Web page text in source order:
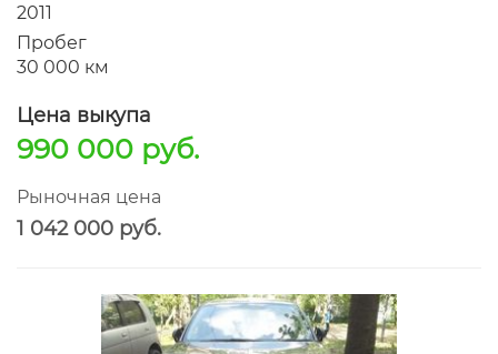
2011
Пробег
30 000 км
Цена выкупа
990 000 руб.
Рыночная цена
1 042 000 руб.